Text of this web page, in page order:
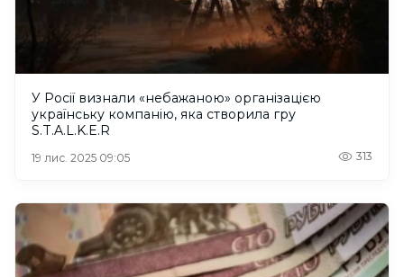
У Росії визнали «небажаною» організацією
українську компанію, яка створила гру
S.T.A.L.K.E.R
19 лис. 2025 09:05 313